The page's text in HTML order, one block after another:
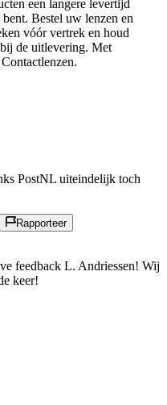
een langere levertijd
Bestel uw lenzen en
vóór vertrek en houd
de uitlevering. Met
PostNL uiteindelijk toch
Rapporteer
feedback L. Andriessen! Wij
keer!